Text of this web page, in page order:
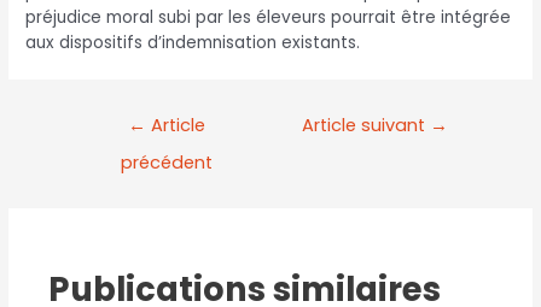
préjudice moral subi par les éleveurs pourrait être intégrée
aux dispositifs d’indemnisation existants.
← Article
précédent
Article suivant →
Publications similaires